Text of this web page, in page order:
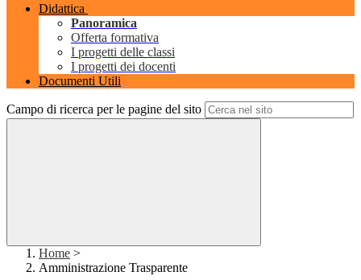
Didattica
Panoramica
Offerta formativa
I progetti delle classi
I progetti dei docenti
Documenti Utili
Campo di ricerca per le pagine del sito
Home >
Amministrazione Trasparente